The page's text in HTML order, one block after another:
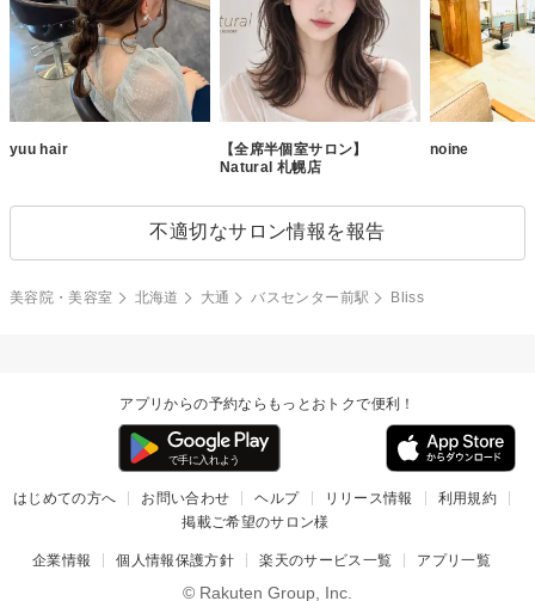
yuu hair
【全席半個室サロン】
Natural 札幌店
noine
不適切なサロン情報を報告
美容院・美容室 北海道 大通 バスセンター前駅 Bliss
アプリからの予約ならもっとおトクで便利！
はじめての方へ お問い合わせ ヘルプ リリース情報
利用規約
掲載ご希望のサロン様
企業情報 個人情報保護方針 楽天のサービス一覧 アプリ一覧
© Rakuten Group, Inc.